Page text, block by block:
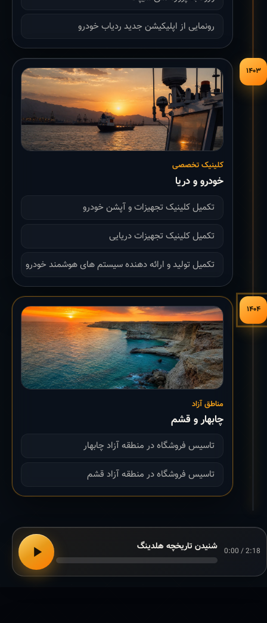
رونمایی از اپلیکیشن جدید ردیاب خودرو
۱۴۰۳
کلینیک تخصصی
خودرو و دریا
تکمیل کلینیک تجهیزات و آپشن خودرو
تکمیل کلینیک تجهیزات دریایی
تکمیل تولید و ارائه دهنده سیستم های هوشمند خودرو
۱۴۰۴
مناطق آزاد
چابهار و قشم
تاسیس فروشگاه در منطقه آزاد چابهار
تاسیس فروشگاه در منطقه آزاد قشم
0:00 / 2:18 شنیدن تاریخچه هلدینگ